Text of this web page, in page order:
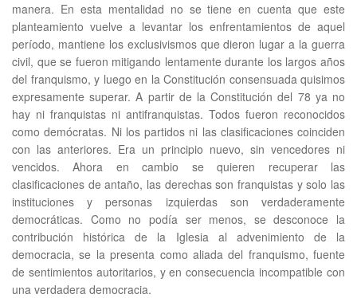
manera. En esta mentalidad no se tiene en cuenta que este
planteamiento vuelve a levantar los enfrentamientos de aquel
período, mantiene los exclusivismos que dieron lugar a la guerra
civil, que se fueron mitigando lentamente durante los largos años
del franquismo, y luego en la Constitución consensuada quisimos
expresamente superar. A partir de la Constitución del 78 ya no
hay ni franquistas ni antifranquistas. Todos fueron reconocidos
como demócratas. Ni los partidos ni las clasificaciones coinciden
con las anteriores. Era un principio nuevo, sin vencedores ni
vencidos. Ahora en cambio se quieren recuperar las
clasificaciones de antaño, las derechas son franquistas y solo las
instituciones y personas izquierdas son verdaderamente
democráticas. Como no podía ser menos, se desconoce la
contribución histórica de la Iglesia al advenimiento de la
democracia, se la presenta como aliada del franquismo, fuente
de sentimientos autoritarios, y en consecuencia incompatible con
una verdadera democracia.